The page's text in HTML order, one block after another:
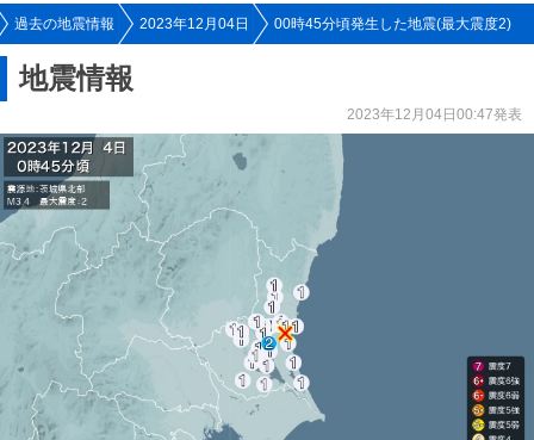
過去の地震情報 2023年12月04日 00時45分頃発生した地震(最大震度2)
地震情報
2023年12月04日00:47発表